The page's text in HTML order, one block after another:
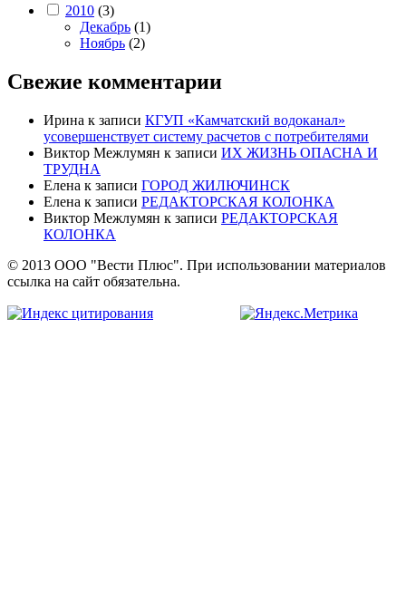
2010 (3)
Декабрь (1)
Ноябрь (2)
Свежие комментарии
Ирина к записи КГУП «Камчатский водоканал»
усовершенствует систему расчетов с потребителями
Виктор Межлумян к записи ИХ ЖИЗНЬ ОПАСНА И
ТРУДНА
Елена к записи ГОРОД ЖИЛЮЧИНСК
Елена к записи РЕДАКТОРСКАЯ КОЛОНКА
Виктор Межлумян к записи РЕДАКТОРСКАЯ
КОЛОНКА
© 2013 ООО "Вести Плюс". При использовании материалов
ссылка на сайт обязательна.